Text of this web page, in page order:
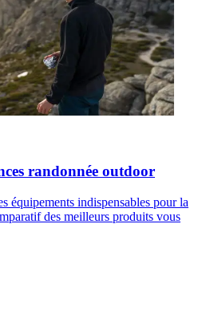
randonnée outdoor
équipements indispensables pour la
des meilleurs produits vous